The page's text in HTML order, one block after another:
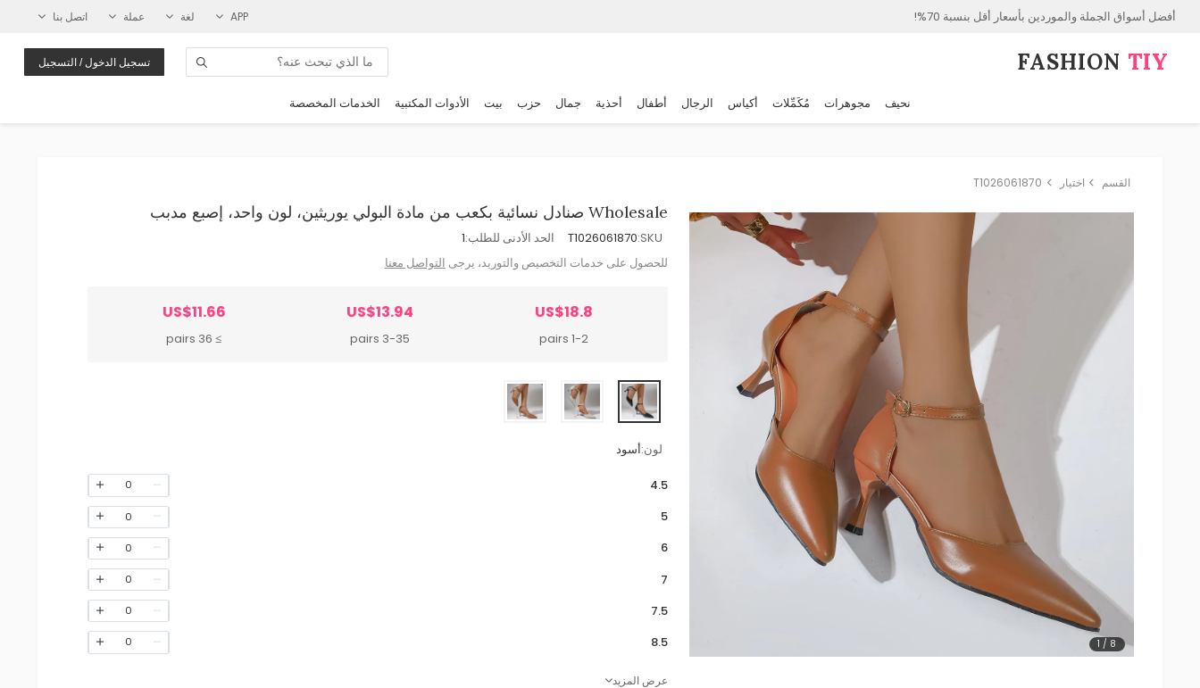
أفضل أسواق الجملة والموردين بأسعار أقل بنسبة 70%! APP لغة عملة اتصل بنا
FASHION⁠ TIY تسجيل الدخول / التسجيل
نحيف مجوهرات مُكَمِّلات أكياس الرجال أطفال أحذية جمال حزب بيت الأدوات المكتبية الخدمات المخصصة
القسم اختيار T1026061870
1 / 8
Wholesale صنادل نسائية بكعب من مادة البولي يوريثين، لون واحد، إصبع مدبب
SKU:
T1026061870 الحد الأدنى للطلب:1
للحصول على خدمات التخصيص والتوريد، يرجى التواصل معنا
US$18.8
1-2 pairs
US$13.94
3-35 pairs
US$11.66
≥ 36 pairs
لون:أسود
4.5
0
5
0
6
0
7
0
7.5
0
8.5
0
عرض المزيد